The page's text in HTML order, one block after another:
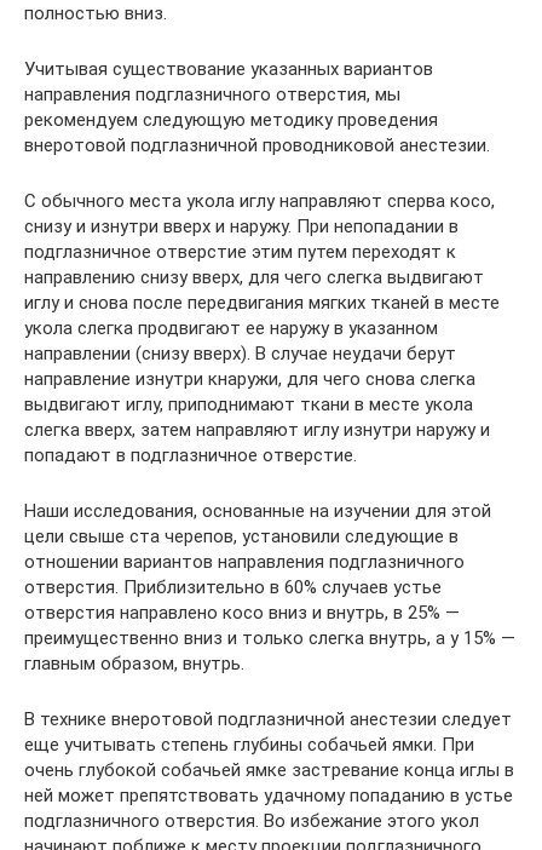
полностью вниз.
Учитывая существование указанных вариантов
направления подглазничного отверстия, мы
рекомендуем следующую методику проведения
внеротовой подглазничной проводниковой анестезии.
С обычного места укола иглу направляют сперва косо,
снизу и изнутри вверх и наружу. При непопадании в
подглазничное отверстие этим путем переходят к
направлению снизу вверх, для чего слегка выдвигают
иглу и снова после передвигания мягких тканей в месте
укола слегка продвигают ее наружу в указанном
направлении (снизу вверх). В случае неудачи берут
направление изнутри кнаружи, для чего снова слегка
выдвигают иглу, приподнимают ткани в месте укола
слегка вверх, затем направляют иглу изнутри наружу и
попадают в подглазничное отверстие.
Наши исследования, основанные на изучении для этой
цели свыше ста черепов, установили следующие в
отношении вариантов направления подглазничного
отверстия. Приблизительно в 60% случаев устье
отверстия направлено косо вниз и внутрь, в 25% —
преимущественно вниз и только слегка внутрь, а у 15% —
главным образом, внутрь.
В технике внеротовой подглазничной анестезии следует
еще учитывать степень глубины собачьей ямки. При
очень глубокой собачьей ямке застревание конца иглы в
ней может препятствовать удачному попаданию в устье
подглазничного отверстия. Во избежание этого укол